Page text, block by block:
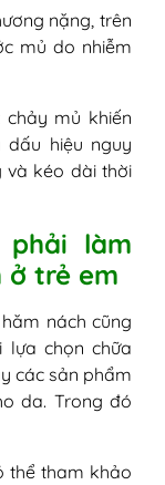
nặng, trên
mủ do nhiễm
mủ khiến
hiệu nguy
và kéo dài thời
làm
ở trẻ em
nách cũng
lựa chọn chữa
các sản phẩm
da. Trong đó
thể tham khảo